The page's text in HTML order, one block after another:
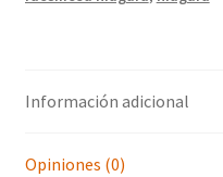
Información adicional
Opiniones (0)